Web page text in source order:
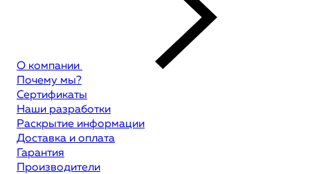
О компании
Почему мы?
Сертификаты
Наши разработки
Раскрытие информации
Доставка и оплата
Гарантия
Производители